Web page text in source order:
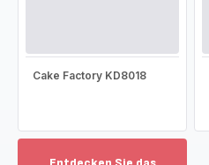
Cake Factory KD8018